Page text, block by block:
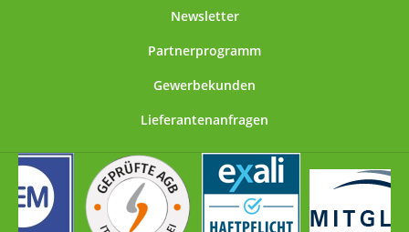
Newsletter
Partnerprogramm
Gewerbekunden
Lieferantenanfragen